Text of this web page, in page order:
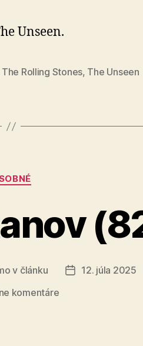
Unseen.
The Rolling Stones, The Unseen
Kategórie
v článku
Dátum
12. júla 2025
komentárena